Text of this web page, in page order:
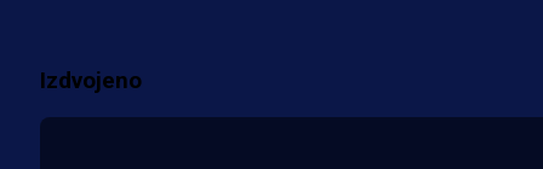
Više vijesti
Izdvojeno